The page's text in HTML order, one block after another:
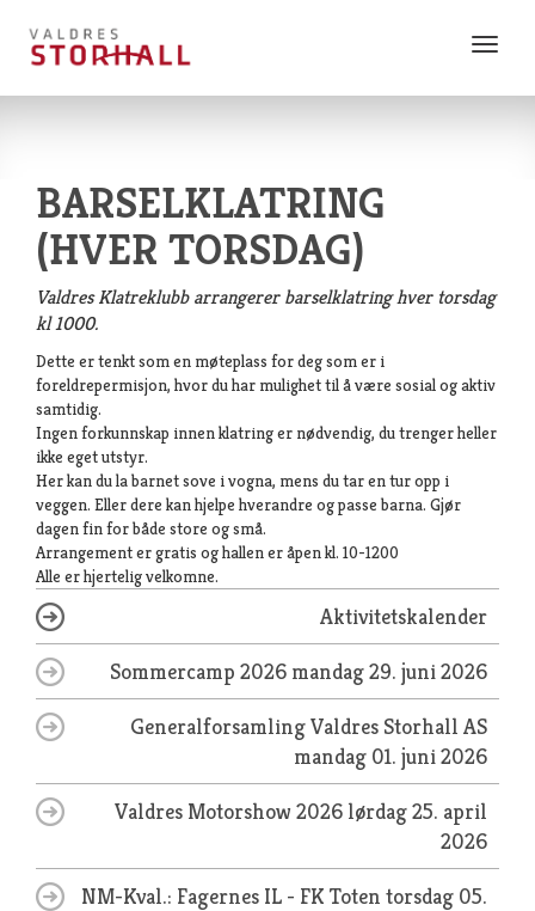
Vis
BARSELKLATRING
(HVER TORSDAG)
Valdres Klatreklubb arrangerer barselklatring hver torsdag
kl 1000.
Dette er tenkt som en møteplass for deg som er i
foreldrepermisjon, hvor du har mulighet til å være sosial og aktiv
samtidig.
Ingen forkunnskap innen klatring er nødvendig, du trenger heller
ikke eget utstyr.
Her kan du la barnet sove i vogna, mens du tar en tur opp i
veggen. Eller dere kan hjelpe hverandre og passe barna. Gjør
dagen fin for både store og små.
Arrangement er gratis og hallen er åpen kl. 10-1200
Alle er hjertelig velkomne.
Aktivitetskalender
Sommercamp 2026 mandag 29. juni 2026
Generalforsamling Valdres Storhall AS
mandag 01. juni 2026
Valdres Motorshow 2026 lørdag 25. april
2026
NM-Kval.: Fagernes IL - FK Toten torsdag 05.